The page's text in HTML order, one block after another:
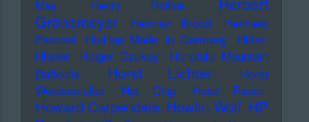
May Henry Rollins
Grönemeyer
Herman Brood
Hermeto
Pascoal
HipHop Made in Germany
Hitler
Hitster
Holger Czukay
Honolulu Mountain
Daffodils
Horst Lichter
Horst
Weidenmüller
Hot Chip Hotel Rimini
Howard Carpendale Howlin Wolf HP